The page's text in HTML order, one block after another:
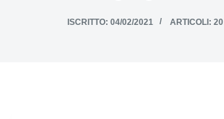
ISCRITTO: 04/02/2021 ARTICOLI: 20